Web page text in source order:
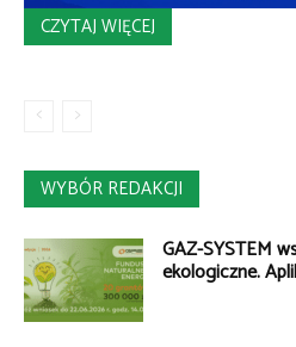
CZYTAJ WIĘCEJ
WYBÓR REDAKCJI
GAZ-SYSTEM
ekologiczne.